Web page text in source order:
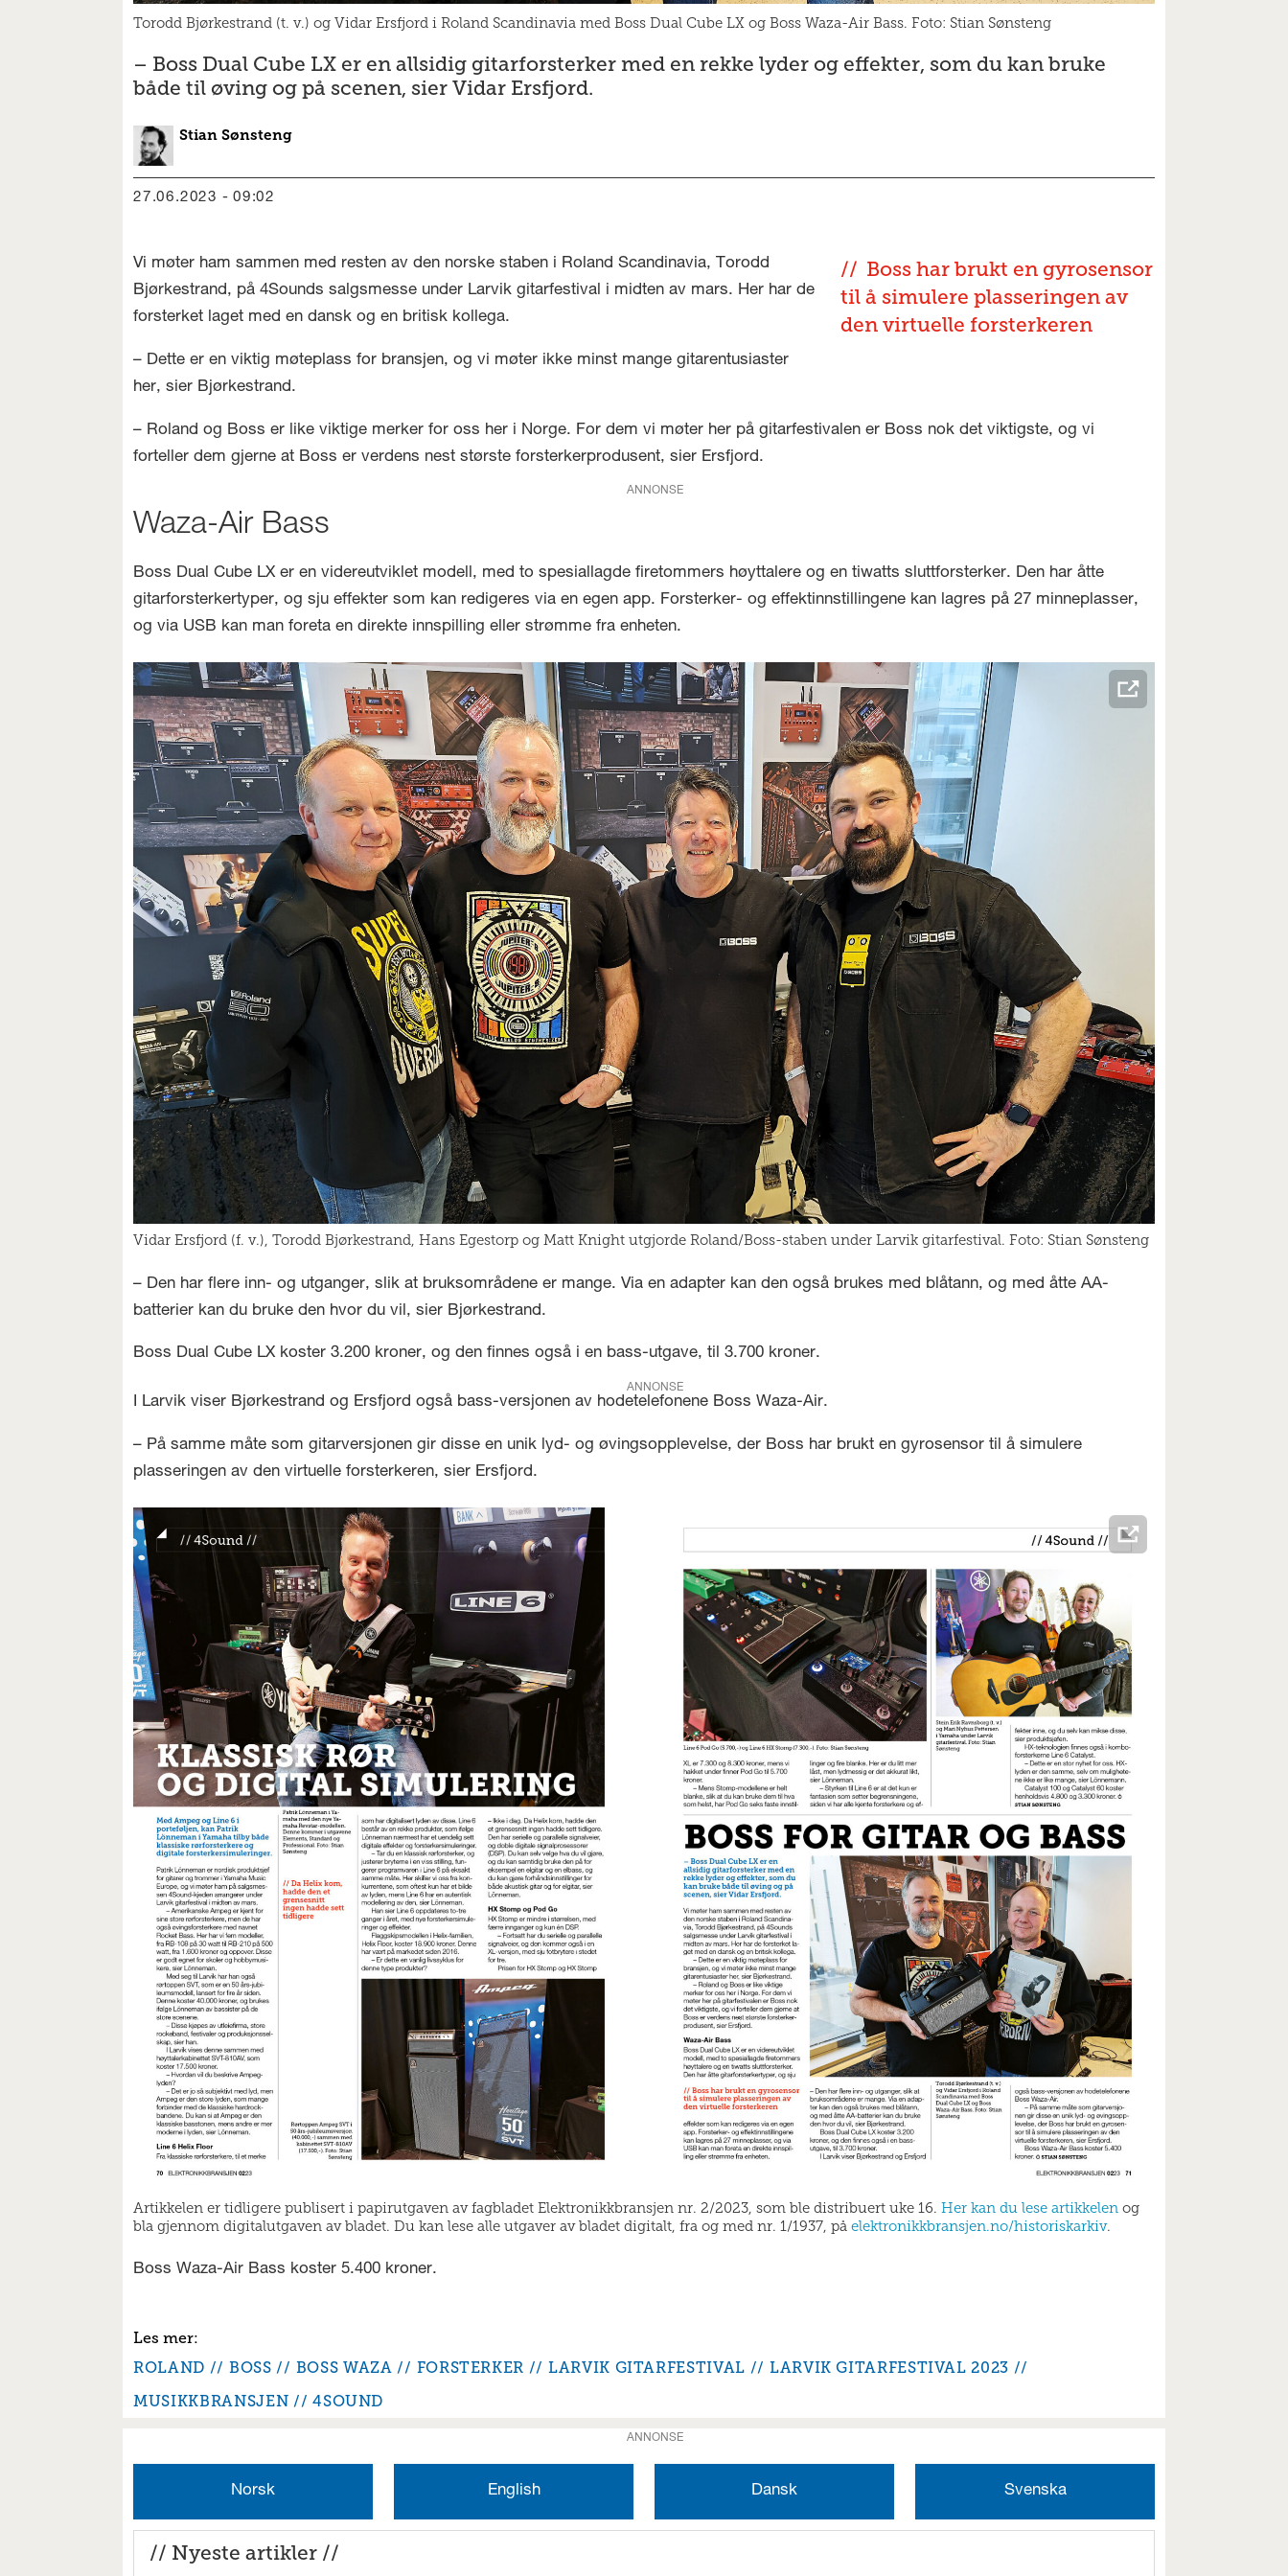
Torodd Bjørkestrand (t. v.) og Vidar Ersfjord i Roland Scandinavia med Boss Dual Cube LX og Boss Waza-Air Bass. Foto: Stian Sønsteng
– Boss Dual Cube LX er en allsidig gitarforsterker med en rekke lyder og effekter, som du kan bruke
både til øving og på scenen, sier Vidar Ersfjord.
Stian Sønsteng
27.06.2023 - 09:02
Boss har brukt en gyrosensor
til å simulere plasseringen av
den virtuelle forsterkeren
Vi møter ham sammen med resten av den norske staben i Roland Scandinavia, Torodd
Bjørkestrand, på 4Sounds salgsmesse under Larvik gitarfestival i midten av mars. Her har de
forsterket laget med en dansk og en britisk kollega.
– Dette er en viktig møteplass for bransjen, og vi møter ikke minst mange gitarentusiaster
her, sier Bjørkestrand.
– Roland og Boss er like viktige merker for oss her i Norge. For dem vi møter her på gitarfestivalen er Boss nok det viktigste, og vi
forteller dem gjerne at Boss er verdens nest største forsterkerprodusent, sier Ersfjord.
ANNONSE
Waza-Air Bass
Boss Dual Cube LX er en videreutviklet modell, med to spesiallagde firetommers høyttalere og en tiwatts sluttforsterker. Den har åtte
gitarforsterkertyper, og sju effekter som kan redigeres via en egen app. Forsterker- og effektinnstillingene kan lagres på 27 minneplasser,
og via USB kan man foreta en direkte innspilling eller strømme fra enheten.
Vidar Ersfjord (f. v.), Torodd Bjørkestrand, Hans Egestorp og Matt Knight utgjorde Roland/Boss-staben under Larvik gitarfestival. Foto: Stian Sønsteng
– Den har flere inn- og utganger, slik at bruksområdene er mange. Via en adapter kan den også brukes med blåtann, og med åtte AA-
batterier kan du bruke den hvor du vil, sier Bjørkestrand.
Boss Dual Cube LX koster 3.200 kroner, og den finnes også i en bass-utgave, til 3.700 kroner.
ANNONSE
I Larvik viser Bjørkestrand og Ersfjord også bass-versjonen av hodetelefonene Boss Waza-Air.
– På samme måte som gitarversjonen gir disse en unik lyd- og øvingsopplevelse, der Boss har brukt en gyrosensor til å simulere
plasseringen av den virtuelle forsterkeren, sier Ersfjord.
Artikkelen er tidligere publisert i papirutgaven av fagbladet Elektronikkbransjen nr. 2/2023, som ble distribuert uke 16.Her kan du lese artikkelen og
bla gjennom digitalutgaven av bladet. Du kan lese alle utgaver av bladet digitalt, fra og med nr. 1/1937, påelektronikkbransjen.no/historiskarkiv.
Boss Waza-Air Bass koster 5.400 kroner.
ROLAND BOSS BOSS WAZA FORSTERKER LARVIK GITARFESTIVAL
LARVIK GITARFESTIVAL 2023
MUSIKKBRANSJEN
4SOUND
ANNONSE
Norsk English Dansk Svenska
// Nyeste artikler //